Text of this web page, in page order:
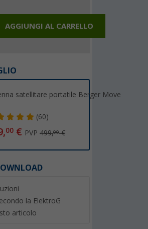
AGGIUNGI AL CARRELLO
satellitare portatile Berger Move
(60)
00 € PVP499,00€
la ElektroG
articolo